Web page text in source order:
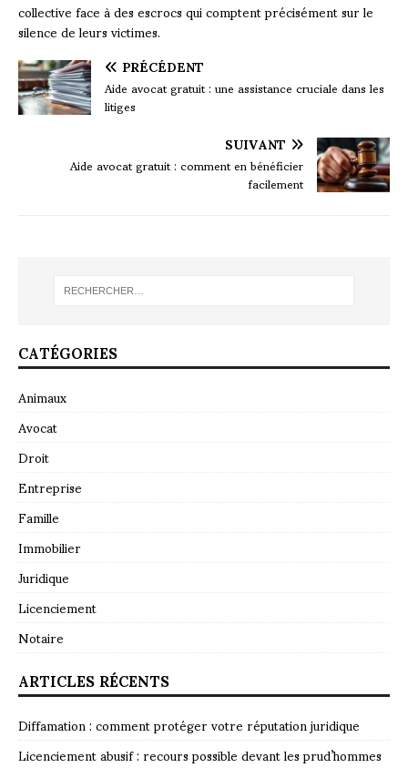
collective face à des escrocs qui comptent précisément sur le
silence de leurs victimes.
PRÉCÉDENT
Aide avocat gratuit : une assistance cruciale dans les
litiges
SUIVANT
Aide avocat gratuit : comment en bénéficier
facilement
CATÉGORIES
Animaux
Avocat
Droit
Entreprise
Famille
Immobilier
Juridique
Licenciement
Notaire
ARTICLES RÉCENTS
Diffamation : comment protéger votre réputation juridique
Licenciement abusif : recours possible devant les prud’hommes